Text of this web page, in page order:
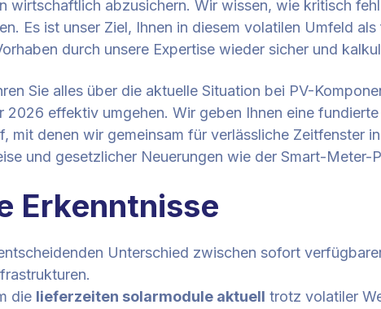
wirtschaftlich abzusichern. Wir wissen, wie kritisch
Es ist unser Ziel, Ihnen in diesem volatilen Umfeld
durch unsere Expertise wieder sicher und
Sie alles über die aktuelle Situation bei PV-
2026 effektiv umgehen. Wir geben Ihnen eine
mit denen wir gemeinsam für verlässliche Zeitfenster
und gesetzlicher Neuerungen wie der Smart-
Erkenntnisse
Unterschied zwischen sofort
die lieferzeiten solarmodule aktuell trotz volatiler